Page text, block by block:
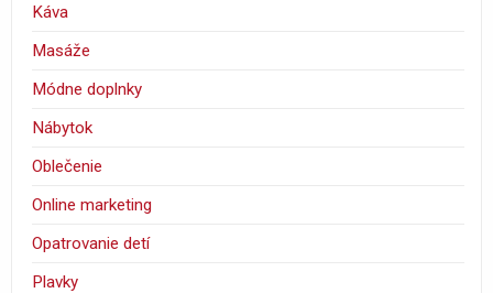
Káva
Masáže
Módne doplnky
Nábytok
Oblečenie
Online marketing
Opatrovanie detí
Plavky